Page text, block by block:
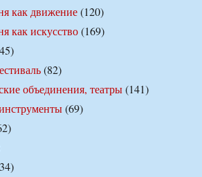
как движение(120)
как искусство(169)
(82)
объединения, театры(141)
(69)